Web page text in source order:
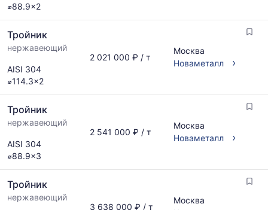
⌀88.9x2
Тройник
нержавеющий
AISI 304
⌀114.3x2
2 021 000 ₽ / т
Москва
Новаметалл
›
Тройник
нержавеющий
AISI 304
⌀88.9x3
2 541 000 ₽ / т
Москва
Новаметалл
›
Тройник
нержавеющий
3 638 000 ₽ / т
Москва